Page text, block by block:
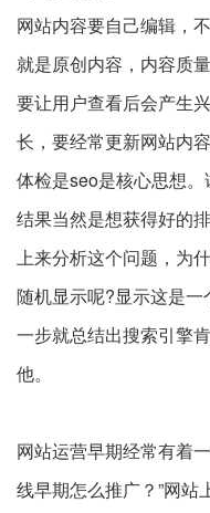
网站内容要自己编辑，
就是原创内容，内容质
要让用户查看后会产生
长，要经常更新网站内
体检是seo是核心思想
结果当然是想获得好的
上来分析这个问题，为
随机显示呢?显示这是
一步就总结出搜索引擎
他。
网站运营早期经常有着
线早期怎么推广？”网站